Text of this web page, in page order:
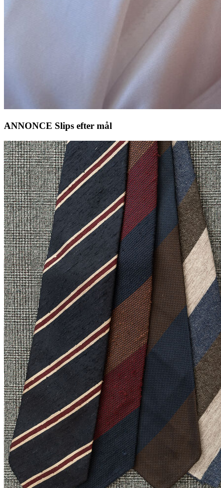
ANNONCE Slips efter mål